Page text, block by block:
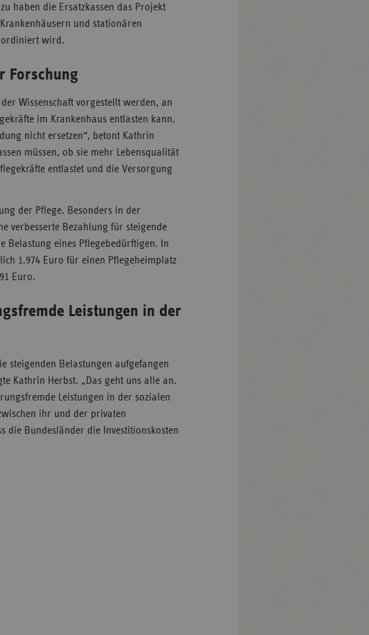
haben die Ersatzkassen das Projekt
Krankenhäusern und stationären
wird.
Forschung
Wissenschaft vorgestellt werden, an
im Krankenhaus entlasten kann.
nicht ersetzen“, betont Kathrin
müssen, ob sie mehr Lebensqualität
entlastet und die Versorgung
der Pflege. Besonders in der
verbesserte Bezahlung für steigende
Belastung eines Pflegebedürftigen. In
1.974 Euro für einen Pflegeheimplatz
Euro.
Leistungen in der
steigenden Belastungen aufgefangen
Kathrin Herbst. „Das geht uns alle an.
Leistungen in der sozialen
ihr und der privaten
die Bundesländer die Investitionskosten